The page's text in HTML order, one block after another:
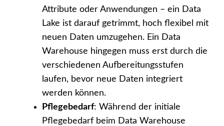
Attribute oder Anwendungen – ein Data
Lake ist darauf getrimmt, hoch flexibel mit
neuen Daten umzugehen. Ein Data
Warehouse hingegen muss erst durch die
verschiedenen Aufbereitungsstufen
laufen, bevor neue Daten integriert
werden können.
Pflegebedarf: Während der initiale
Pflegebedarf beim Data Warehouse